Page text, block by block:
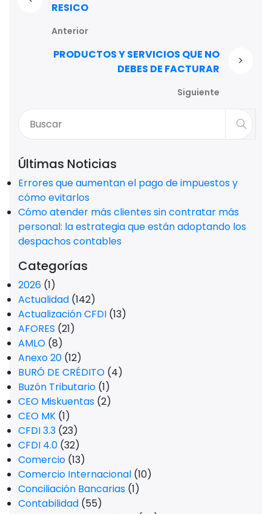
RESICO
Anterior
PRODUCTOS Y SERVICIOS QUE NO
DEBES DE FACTURAR
Siguiente
Últimas Noticias
Errores que aumentan el pago de impuestos y
cómo evitarlos
Cómo atender más clientes sin contratar más
personal: la estrategia que están adoptando los
despachos contables
Categorías
2026 (1)
Actualidad (142)
Actualización CFDI (13)
AFORES (21)
AMLO (8)
Anexo 20 (12)
BURÓ DE CRÉDITO (4)
Buzón Tributario (1)
CEO Miskuentas (2)
CEO MK (1)
CFDI 3.3 (23)
CFDI 4.0 (32)
Comercio (13)
Comercio Internacional (10)
Conciliación Bancarias (1)
Contabilidad (55)